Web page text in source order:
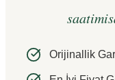
Orijinallik